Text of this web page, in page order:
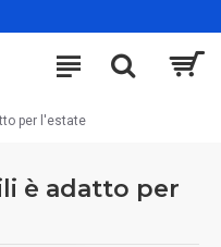
per l'estate
è adatto per